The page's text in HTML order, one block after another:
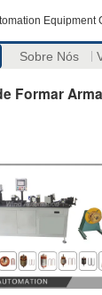
Equipment
Sobre Nós
Formar